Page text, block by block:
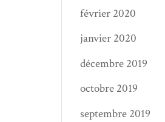
février 2020
janvier 2020
décembre 2019
octobre 2019
septembre 2019